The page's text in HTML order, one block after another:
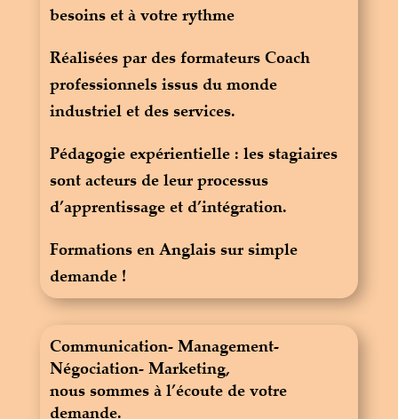
besoins et à votre rythme
Réalisées par des formateurs Coach
professionnels issus du monde
industriel et des services.
Pédagogie expérientielle : les stagiaires
sont acteurs de leur processus
d’apprentissage et d’intégration.
Formations en Anglais sur simple
demande !
Communication- Management-
Négociation- Marketing,
nous sommes à l’écoute de votre
demande.